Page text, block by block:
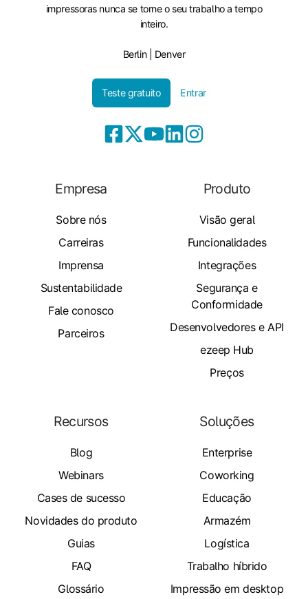
impressoras nunca se torne o seu trabalho a tempo
inteiro.
Berlin | Denver
Teste gratuito Entrar
Empresa
Sobre nós
Carreiras
Imprensa
Sustentabilidade
Fale conosco
Parceiros
Produto
Visão geral
Funcionalidades
Integrações
Segurança e
Conformidade
Desenvolvedores e API
ezeep Hub
Preços
Recursos
Blog
Webinars
Cases de sucesso
Novidades do produto
Guias
FAQ
Glossário
Soluções
Enterprise
Coworking
Educação
Armazém
Logística
Trabalho híbrido
Impressão em desktop